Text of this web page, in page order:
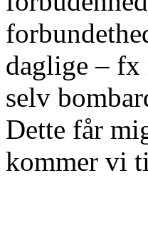
daglige – fx
selv
Dette får
kommer vi